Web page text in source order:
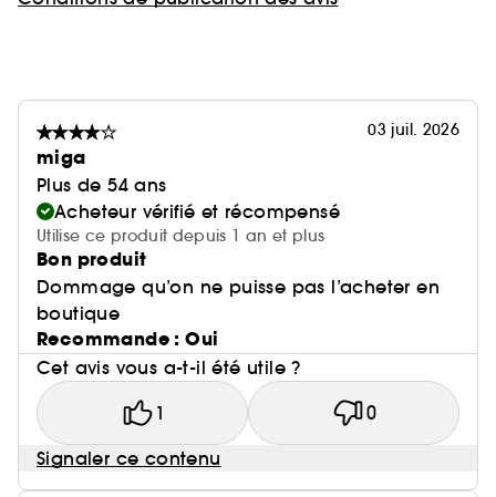
03 juil. 2026
miga
Plus de 54 ans
Acheteur vérifié et récompensé
Utilise ce produit depuis 1 an et plus
Bon produit
Dommage qu’on ne puisse pas l’acheter en
boutique
Recommande : Oui
Cet avis vous a-t-il été utile ?
1 0
Signaler ce contenu